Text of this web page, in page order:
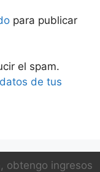
para publicar
el spam.
de tus
obtengo ingresos